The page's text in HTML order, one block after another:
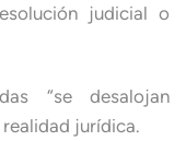
judicial o
“se desalojan
jurídica.